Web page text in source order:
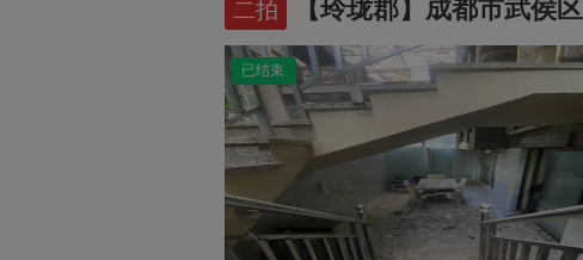
二拍 【玲珑郡】成都市武侯
已结束